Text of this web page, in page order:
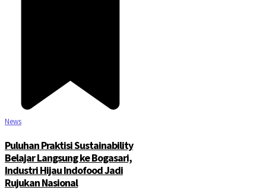
News
Puluhan Praktisi Sustainability
Belajar Langsung ke Bogasari,
Industri Hijau Indofood Jadi
Rujukan Nasional